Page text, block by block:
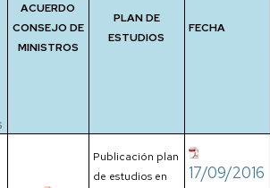
ACUERDO
CONSEJO DE
MINISTROS
PLAN DE
ESTUDIOS
FECHA
Publicación plan
de estudios en
17/09/2016